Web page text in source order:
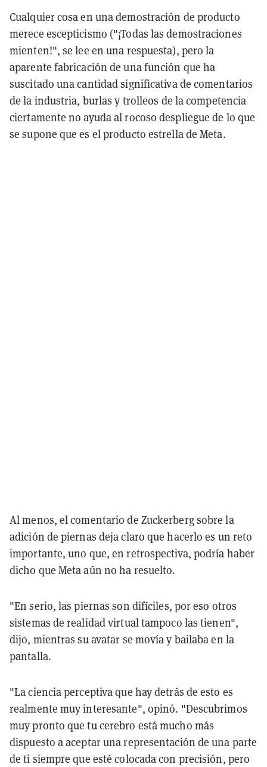
Cualquier cosa en una demostración de producto
merece escepticismo ("¡Todas las demostraciones
mienten!", se lee en una respuesta), pero la
aparente fabricación de una función que ha
suscitado una cantidad significativa de comentarios
de la industria, burlas y trolleos de la competencia
ciertamente no ayuda al rocoso despliegue de lo que
se supone que es el producto estrella de Meta.
Al menos, el comentario de Zuckerberg sobre la
adición de piernas deja claro que hacerlo es un reto
importante, uno que, en retrospectiva, podría haber
dicho que Meta aún no ha resuelto.
"En serio, las piernas son difíciles, por eso otros
sistemas de realidad virtual tampoco las tienen",
dijo, mientras su avatar se movía y bailaba en la
pantalla.
"La ciencia perceptiva que hay detrás de esto es
realmente muy interesante", opinó. "Descubrimos
muy pronto que tu cerebro está mucho más
dispuesto a aceptar una representación de una parte
de ti siempre que esté colocada con precisión, pero